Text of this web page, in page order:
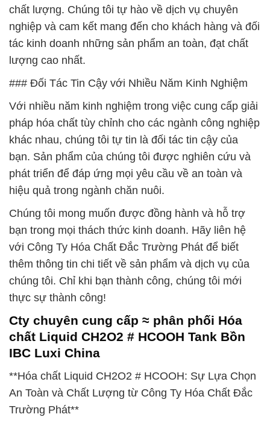
chất lượng. Chúng tôi tự hào về dịch vụ chuyên
nghiệp và cam kết mang đến cho khách hàng và đối
tác kinh doanh những sản phẩm an toàn, đạt chất
lượng cao nhất.
### Đối Tác Tin Cậy với Nhiều Năm Kinh Nghiệm
Với nhiều năm kinh nghiệm trong việc cung cấp giải
pháp hóa chất tùy chỉnh cho các ngành công nghiệp
khác nhau, chúng tôi tự tin là đối tác tin cậy của
bạn. Sản phẩm của chúng tôi được nghiên cứu và
phát triển để đáp ứng mọi yêu cầu về an toàn và
hiệu quả trong ngành chăn nuôi.
Chúng tôi mong muốn được đồng hành và hỗ trợ
bạn trong mọi thách thức kinh doanh. Hãy liên hệ
với Công Ty Hóa Chất Đắc Trường Phát để biết
thêm thông tin chi tiết về sản phẩm và dịch vụ của
chúng tôi. Chỉ khi bạn thành công, chúng tôi mới
thực sự thành công!
Cty chuyên cung cấp ≈ phân phối Hóa
chất Liquid CH2O2 # HCOOH Tank Bồn
IBC Luxi China
**Hóa chất Liquid CH2O2 # HCOOH: Sự Lựa Chọn
An Toàn và Chất Lượng từ Công Ty Hóa Chất Đắc
Trường Phát**